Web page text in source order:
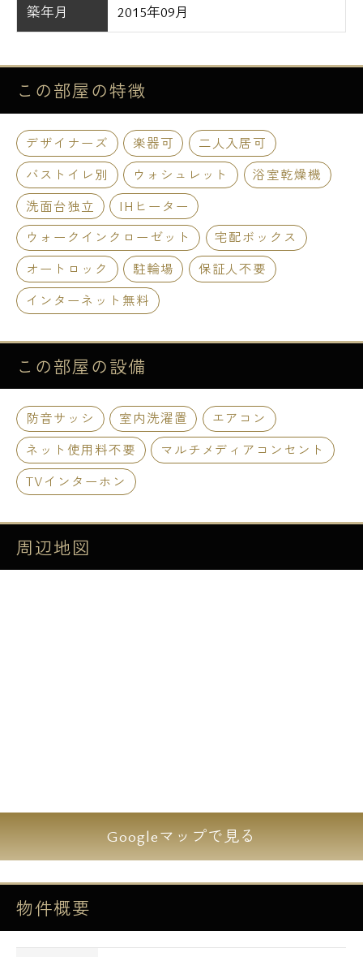
築年月 2015年09月
この部屋の特徴
デザイナーズ 楽器可
二人入居可
バストイレ別
ウォシュレット
浴室乾燥機
洗面台独立
IHヒーター
ウォークインクローゼット
宅配ボックス
オートロック
駐輪場
保証人不要
インターネット無料
この部屋の設備
防音サッシ 室内洗濯置
エアコン
ネット使用料不要
マルチメディアコンセント
TVインターホン
周辺地図
Googleマップで見る
物件概要